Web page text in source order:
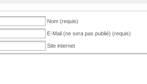
Nom (requis)
E-Mail (ne sera pas publié) (requis)
Site internet